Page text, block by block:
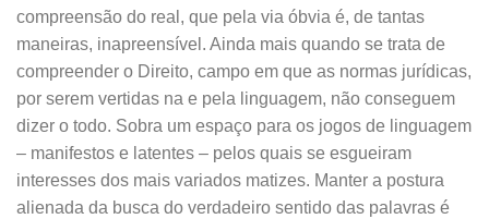
compreensão do real, que pela via óbvia é, de tantas
maneiras, inapreensível. Ainda mais quando se trata de
compreender o Direito, campo em que as normas jurídicas,
por serem vertidas na e pela linguagem, não conseguem
dizer o todo. Sobra um espaço para os jogos de linguagem
– manifestos e latentes – pelos quais se esgueiram
interesses dos mais variados matizes. Manter a postura
alienada da busca do verdadeiro sentido das palavras é